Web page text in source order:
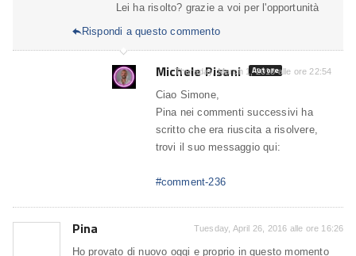
Lei ha risolto? grazie a voi per l'opportunità
Rispondi a questo commento
Michele Pisani Autore
Thursday, March 1, 2018 alle ore 22:54
Ciao Simone,
Pina nei commenti successivi ha
scritto che era riuscita a risolvere,
trovi il suo messaggio qui:
#comment-236
Pina Tuesday, April 26, 2016 alle ore 16:26
Ho provato di nuovo oggi e proprio in questo momento